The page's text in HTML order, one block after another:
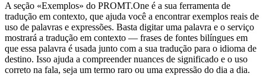
A seção «Exemplos» do PROMT.One é a sua ferramenta de
tradução em contexto, que ajuda você a encontrar exemplos reais de
uso de palavras e expressões. Basta digitar uma palavra e o serviço
mostrará a tradução em contexto — frases de fontes bilíngues em
que essa palavra é usada junto com a sua tradução para o idioma de
destino. Isso ajuda a compreender nuances de significado e o uso
correto na fala, seja um termo raro ou uma expressão do dia a dia.